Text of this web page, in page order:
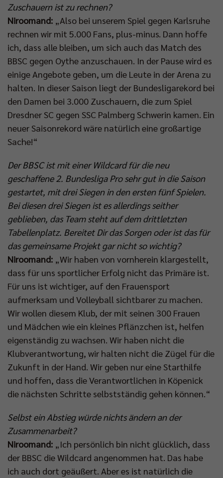
Zuschauern ist zu rechnen?
Niroomand: „Also bei unserem Spiel gegen Karlsruhe
rechnen wir mit 5.000 Fans, plus-minus. Dann hoffe
ich, dass alle bleiben, um sich auch das Match des
BBSC gegen Oythe anzuschauen. In der Pause wird es
einige Angebote geben, um die Leute in der Arena zu
halten. In dieser Saison liegt der Bundesligarekord bei
den Damen bei 3.000 Zuschauern, die zum Spiel
Dresdner SC gegen SSC Palmberg Schwerin kamen. Ein
neuer Saisonrekord wäre natürlich eine großartige
Sache!“
Der BBSC ist mit einer Wildcard für die neu
geschaffene 2. Bundesliga Pro sehr gut in die Saison
gestartet, mit drei Siegen in den ersten fünf Spielen.
Bei diesen drei Siegen ist es allerdings seither
geblieben, das Team steht auf dem drittletzten
Tabellenplatz. Bereitet Dir das Sorgen oder ist das für
das gemeinsame Projekt gar nicht so wichtig?
Niroomand: „Wir haben von vornherein klargestellt,
dass für uns sportlicher Erfolg nicht das Primäre ist.
Für uns ist wichtiger, auf den Frauensport
aufmerksam und Volleyball sichtbarer zu machen.
Wir wollen diesem Klub, der mit seinen 300 Frauen
und Mädchen wie ein kleines Pflänzchen ist, helfen
eigenständig zu wachsen. Wir haben nicht die
Klubverantwortung, wir halten nicht die Zügel für die
Zukunft in der Hand. Wir geben nur eine Starthilfe
und hoffen, dass die Verantwortlichen in Köpenick
die nächsten Schritte selbstständig gehen können.“
Selbst ein Abstieg würde nichts ändern an der
Zusammenarbeit?
Niroomand: „Ich persönlich bin nicht glücklich, dass
der BBSC die Wildcard angenommen hat. Das habe
ich auch dort geäußert. Aber es ist natürlich die